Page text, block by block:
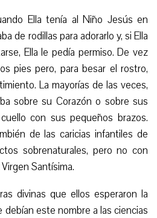
Ella tenía al Niño Jesús en
de rodillas para adorarlo y, si Ella
Ella le pedía permiso. De vez
pies pero, para besar el rostro,
La mayorías de las veces,
sobre su Corazón o sobre sus
con sus pequeños brazos.
de las caricias infantiles de
sobrenaturales, pero no con
Santísima.
divinas que ellos esperaron la
debían este nombre a las ciencias